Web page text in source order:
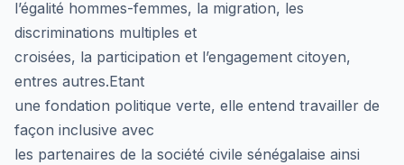
l’égalité hommes-femmes, la migration, les
discriminations multiples et
croisées, la participation et l’engagement citoyen,
entres autres.Etant
une fondation politique verte, elle entend travailler de
façon inclusive avec
les partenaires de la société civile sénégalaise ainsi